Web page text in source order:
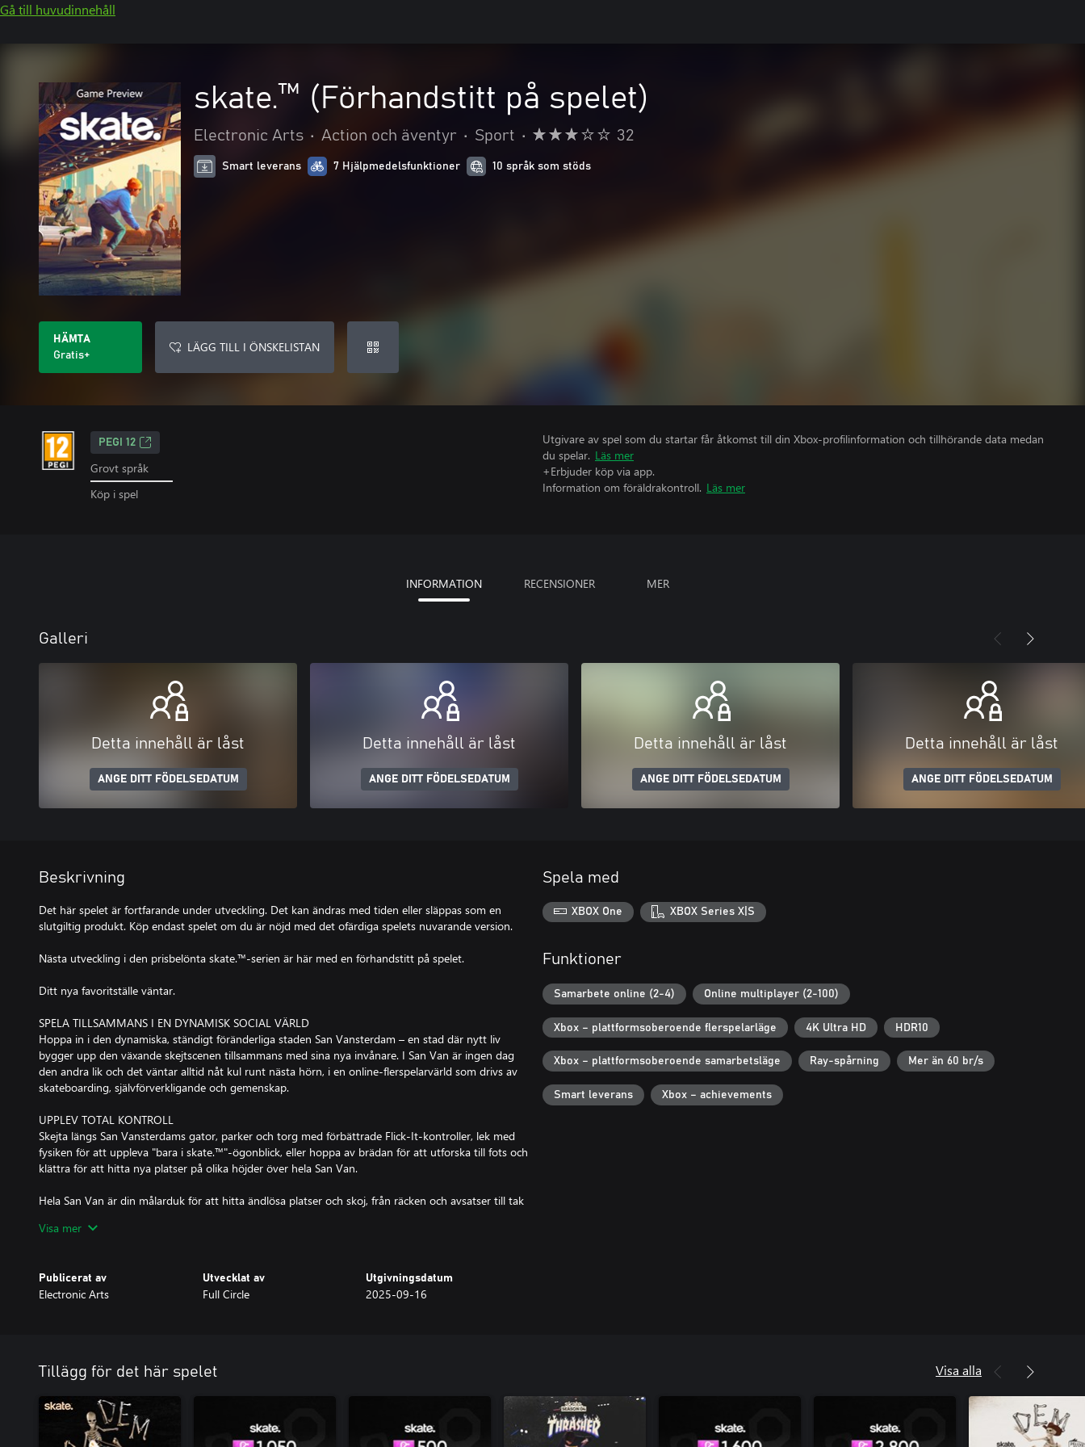
Gå till huvudinnehåll
skate.™ (Förhandstitt på spelet)
Electronic Arts • Action och äventyr • Sport • 32
Smart leverans 7 Hjälpmedelsfunktioner 10 språk som stöds
HÄMTA
Gratis+
LÄGG TILL I ÖNSKELISTAN
PEGI 12
Grovt språk
Köp i spel
Utgivare av spel som du startar får åtkomst till din Xbox-profilinformation och tillhörande data medan
du spelar. Läs mer
+Erbjuder köp via app.
Information om föräldrakontroll. Läs mer
INFORMATION RECENSIONER MER
Galleri
Detta innehåll är låst
ANGE DITT FÖDELSEDATUM
Detta innehåll är låst
ANGE DITT FÖDELSEDATUM
Detta innehåll är låst
ANGE DITT FÖDELSEDATUM
Detta innehåll är låst
ANGE DITT FÖDELSEDATUM
Beskrivning
Det här spelet är fortfarande under utveckling. Det kan ändras med tiden eller släppas som en
slutgiltig produkt. Köp endast spelet om du är nöjd med det ofärdiga spelets nuvarande version.
Nästa utveckling i den prisbelönta skate.™-serien är här med en förhandstitt på spelet.
Ditt nya favoritställe väntar.
SPELA TILLSAMMANS I EN DYNAMISK SOCIAL VÄRLD
Hoppa in i den dynamiska, ständigt föränderliga staden San Vansterdam – en stad där nytt liv
bygger upp den växande skejtscenen tillsammans med sina nya invånare. I San Van är ingen dag
den andra lik och det väntar alltid nåt kul runt nästa hörn, i en online-flerspelarvärld som drivs av
skateboarding, självförverkligande och gemenskap.
UPPLEV TOTAL KONTROLL
Skejta längs San Vansterdams gator, parker och torg med förbättrade Flick-It-kontroller, lek med
fysiken för att uppleva "bara i skate.™"-ögonblick, eller hoppa av brädan för att utforska till fots och
klättra för att hitta nya platser på olika höjder över hela San Van.
Hela San Van är din målarduk för att hitta ändlösa platser och skoj, från räcken och avsatser till tak
utmaningar och evenemang samtidigt som du utforskar staden för att hitta en egen stil, egna
favorittrick och favoritplatser.
märkena inom skateboarding och street fashion.
Gör din bräda till en förlängning av dig och visa upp din stil genom att bygga ut din samling av
brädor, grepptejp, hjul, truckar och klistermärken.
Visa mer
Publicerat av
Electronic Arts
Utvecklat av
Full Circle
Utgivningsdatum
2025-09-16
Spela med
XBOX One XBOX Series X|S
Funktioner
Samarbete online (2-4) Online multiplayer (2-100)
Xbox – plattformsoberoende flerspelarläge 4K Ultra HD HDR10
Xbox – plattformsoberoende samarbetsläge Ray-spårning Mer än 60 br/s
Smart leverans Xbox – achievements
Tillägg för det här spelet Visa alla